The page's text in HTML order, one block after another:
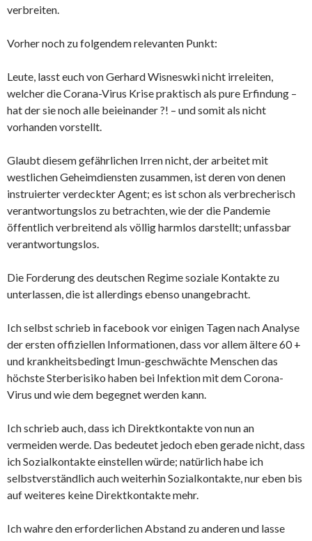
verbreiten.
Vorher noch zu folgendem relevanten Punkt:
Leute, lasst euch von Gerhard Wisneswki nicht irreleiten,
welcher die Corana-Virus Krise praktisch als pure Erfindung –
hat der sie noch alle beieinander ?! – und somit als nicht
vorhanden vorstellt.
Glaubt diesem gefährlichen Irren nicht, der arbeitet mit
westlichen Geheimdiensten zusammen, ist deren von denen
instruierter verdeckter Agent; es ist schon als verbrecherisch
verantwortungslos zu betrachten, wie der die Pandemie
öffentlich verbreitend als völlig harmlos darstellt; unfassbar
verantwortungslos.
Die Forderung des deutschen Regime soziale Kontakte zu
unterlassen, die ist allerdings ebenso unangebracht.
Ich selbst schrieb in facebook vor einigen Tagen nach Analyse
der ersten offiziellen Informationen, dass vor allem ältere 60 +
und krankheitsbedingt Imun-geschwächte Menschen das
höchste Sterberisiko haben bei Infektion mit dem Corona-
Virus und wie dem begegnet werden kann.
Ich schrieb auch, dass ich Direktkontakte von nun an
vermeiden werde. Das bedeutet jedoch eben gerade nicht, dass
ich Sozialkontakte einstellen würde; natürlich habe ich
selbstverständlich auch weiterhin Sozialkontakte, nur eben bis
auf weiteres keine Direktkontakte mehr.
Ich wahre den erforderlichen Abstand zu anderen und lasse